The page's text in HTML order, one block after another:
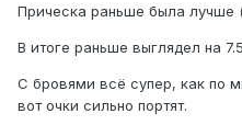
Прическа раньше была лучше
В итоге раньше выглядел на
С бровями всё супер, как по
вот очки сильно портят.